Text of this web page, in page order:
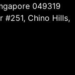
049319
#251, Chino Hills,